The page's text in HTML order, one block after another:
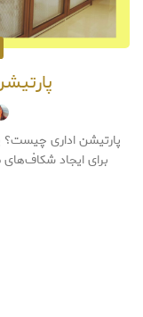
پارتیشن اداری
برای ایجاد